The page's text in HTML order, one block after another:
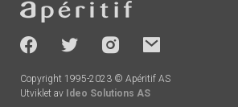
-
socials
Copyright 1995-2023 © Apéritif AS
Utviklet av Ideo Solutions AS